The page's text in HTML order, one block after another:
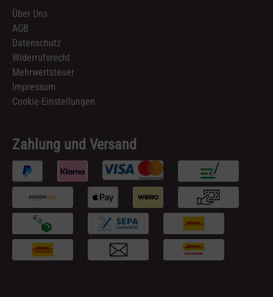
Über Uns
AGB
Datenschutz
Widerrufsrecht
Mehrwertsteuer
Impressum
Cookie-Einstellungen
Zahlung und Versand